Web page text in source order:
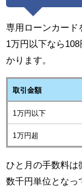
専用ローンカード
1万円以下なら
かります。
取引金額
1万円以下
1万円超
ひと月の手数料は
数千円単位となっ